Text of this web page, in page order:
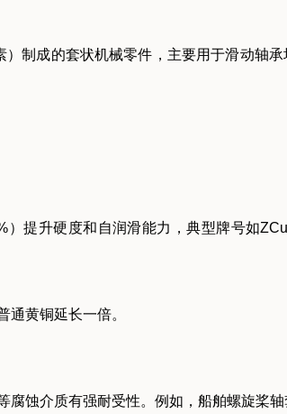
制成的套状机械零件，主要用于滑动轴
）提升硬度和自润滑能力，典型牌号如
黄铜延长一倍。
腐蚀介质有强耐受性。例如，船舶螺旋桨